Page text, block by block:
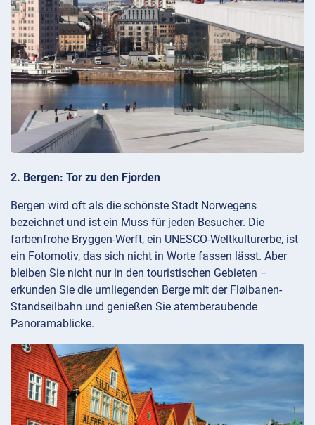
2. Bergen: Tor zu den Fjorden
Bergen wird oft als die schönste Stadt Norwegens
bezeichnet und ist ein Muss für jeden Besucher. Die
farbenfrohe Bryggen-Werft, ein UNESCO-Weltkulturerbe, ist
ein Fotomotiv, das sich nicht in Worte fassen lässt. Aber
bleiben Sie nicht nur in den touristischen Gebieten –
erkunden Sie die umliegenden Berge mit der Fløibanen-
Standseilbahn und genießen Sie atemberaubende
Panoramablicke.